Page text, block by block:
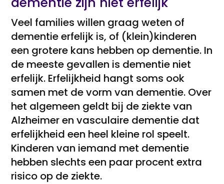
Veel families willen graag weten of
dementie erfelijk is, of (klein)kinderen
een grotere kans hebben op dementie. In
de meeste gevallen is dementie niet
erfelijk. Erfelijkheid hangt soms ook
samen met de vorm van dementie. Over
het algemeen geldt bij de ziekte van
Alzheimer en vasculaire dementie dat
erfelijkheid een heel kleine rol speelt.
Kinderen van iemand met dementie
hebben slechts een paar procent extra
risico op de ziekte.